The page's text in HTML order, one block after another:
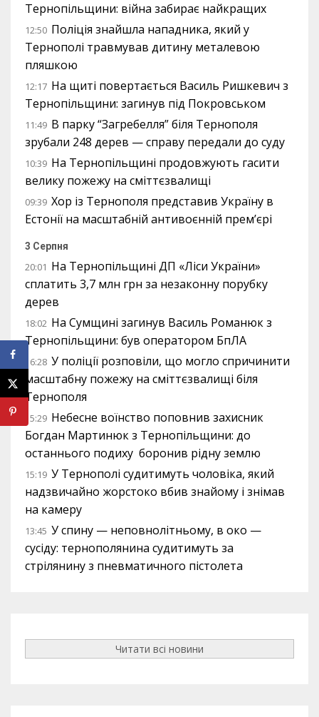
Тернопільщини: війна забирає найкращих
12:50 Поліція знайшла нападника, який у
Тернополі травмував дитину металевою
пляшкою
12:17 На щиті повертається Василь Ришкевич з
Тернопільщини: загинув під Покровськом
11:49 В парку “Загребелля” біля Тернополя
зрубали 248 дерев — справу передали до суду
10:39 На Тернопільщині продовжують гасити
велику пожежу на сміттєзвалищі
09:39 Хор із Тернополя представив Україну в
Естонії на масштабній антивоєнній прем’єрі
3 Серпня
20:01 На Тернопільщині ДП «Ліси України»
сплатить 3,7 млн грн за незаконну порубку
дерев
18:02 На Сумщині загинув Василь Романюк з
Тернопільщини: був оператором БпЛА
16:28 У поліції розповіли, що могло спричинити
масштабну пожежу на сміттєзвалищі біля
Тернополя
15:29 Небесне воїнство поповнив захисник
Богдан Мартинюк з Тернопільщини: до
останнього подиху боронив рідну землю
15:19 У Тернополі судитимуть чоловіка, який
надзвичайно жорстоко вбив знайому і знімав
на камеру
13:45 У спину — неповнолітньому, в око —
сусіду: тернополянина судитимуть за
стрілянину з пневматичного пістолета
Читати всі новини